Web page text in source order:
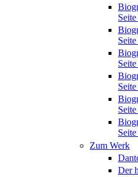
Zum Werk
Der